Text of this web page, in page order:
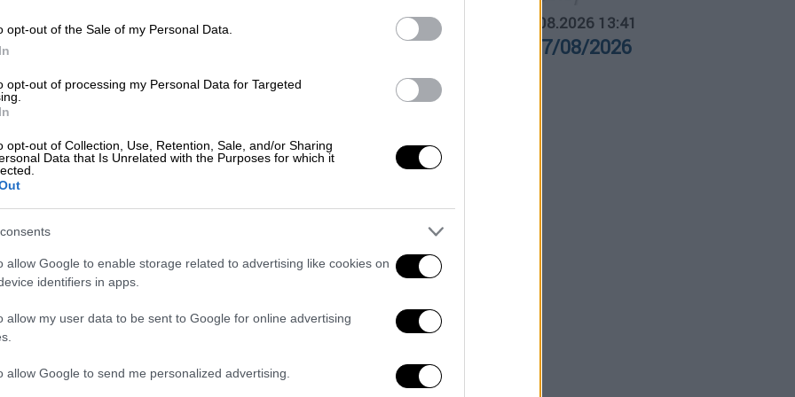
opt-out of the Sale of my Personal Data.
opt-out of processing my Personal Data for Targeted
opt-out of Collection, Use, Retention, Sale, and/or Sharing
Data that Is Unrelated with the Purposes for which it
allow Google to enable storage related to advertising like cookies on
identifiers in apps.
allow my user data to be sent to Google for online advertising
allow Google to send me personalized advertising.
15.10.2025 23:31
γάτων σε πόλη της Ισπανίας λόγω
Αρχές
Γιατί τα αιτήματα υιοθεσίας μαύρων
εποχή
Tony Bluebird: Το Στοιχειωμένο EP
του Halloween
ΑΘΛΗΤΙΚΟ ΔΕΛΤΙΟ 07.08.2026 13:41
Αθλητικό δελτίο 07/08/2026